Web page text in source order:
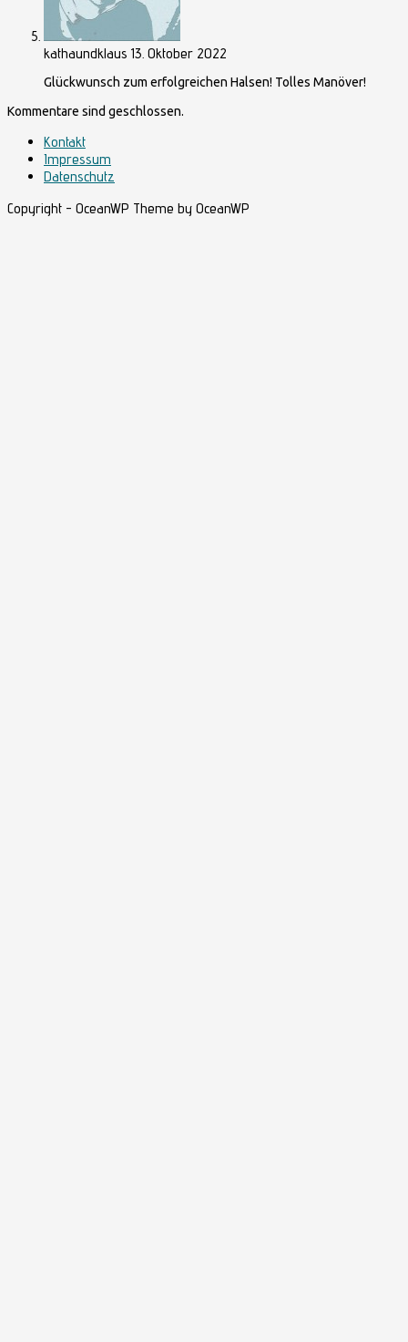
kathaundklaus 13. Oktober 2022
Glückwunsch zum erfolgreichen Halsen! Tolles Manöver!
Kommentare sind geschlossen.
Kontakt
Impressum
Datenschutz
Copyright - OceanWP Theme by OceanWP